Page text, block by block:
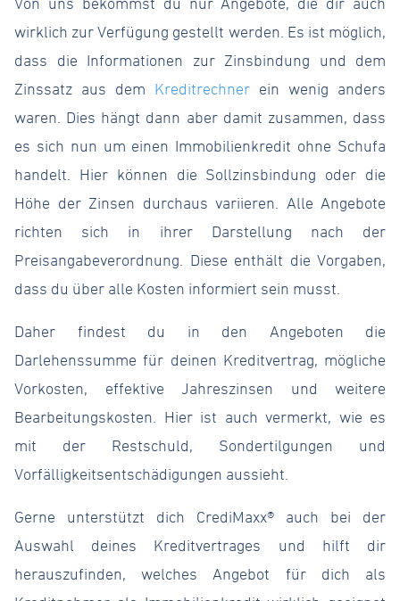
wirklich zur Verfügung gestellt werden. Es ist möglich,
dass die Informationen zur Zinsbindung und dem
Zinssatz aus dem Kreditrechner ein wenig anders
waren. Dies hängt dann aber damit zusammen, dass
es sich nun um einen Immobilienkredit ohne Schufa
handelt. Hier können die Sollzinsbindung oder die
Höhe der Zinsen durchaus variieren. Alle Angebote
richten sich in ihrer Darstellung nach der
Preisangabeverordnung. Diese enthält die Vorgaben,
dass du über alle Kosten informiert sein musst.
Daher findest du in den Angeboten die
Darlehenssumme für deinen Kreditvertrag, mögliche
Vorkosten, effektive Jahreszinsen und weitere
Bearbeitungskosten. Hier ist auch vermerkt, wie es
mit der Restschuld, Sondertilgungen und
Vorfälligkeitsentschädigungen aussieht.
Gerne unterstützt dich CrediMaxx® auch bei der
Auswahl deines Kreditvertrages und hilft dir
herauszufinden, welches Angebot für dich als